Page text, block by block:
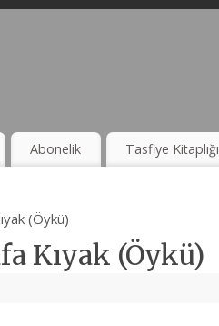
Abonelik Tasfiye Kitaplığı
(Öykü)
Kıyak (Öykü)